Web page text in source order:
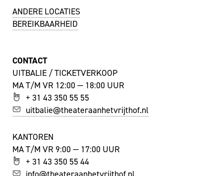
ANDERE LOCATIES
BEREIKBAARHEID
CONTACT
UITBALIE / TICKETVERKOOP
MA T/M VR 12:00 — 18:00 UUR
+ 31 43 350 55 55
uitbalie@theateraanhetvrijthof.nl
KANTOREN
MA T/M VR 9:00 — 17:00 UUR
+ 31 43 350 55 44